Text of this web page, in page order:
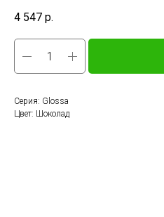
4 547 р.
Серия: Glossa
Цвет: Шоколад